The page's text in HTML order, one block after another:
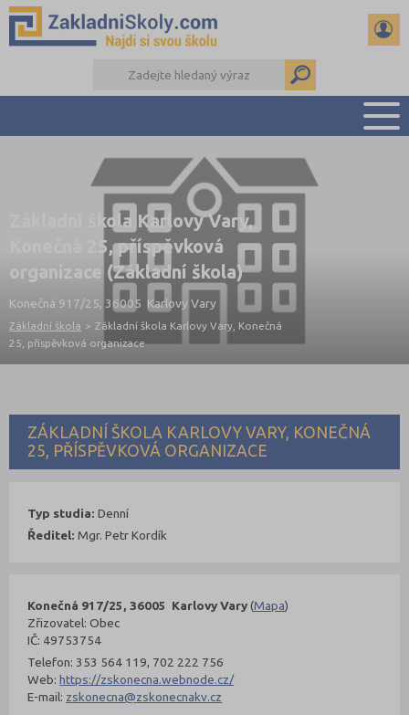
PŘEHLED ŠKOL
PŘIJÍMAČKY NA SŠ
RADY A ČLÁNKY
ČTENÁŘSKÝ DENÍK
DALŠÍ DRUHY ŠKOL
Základní škola Karlovy Vary,
Konečná 25, příspěvková
organizace (Základní škola)
Konečná 917/25, 36005 Karlovy Vary
Základní škola > Základní škola Karlovy Vary, Konečná
25, příspěvková organizace
ZÁKLADNÍ ŠKOLA KARLOVY VARY, KONEČNÁ
25, PŘÍSPĚVKOVÁ ORGANIZACE
Konečná 917/25, 36005 Karlovy Vary(Mapa)
Zřizovatel: Obec
IČ: 49753754
Telefon: 353 564 119, 702 222 756
Web:https://zskonecna.webnode.cz/
E-mail: zskonecna@zskonecnakv.cz
Typ studia: Denní
Ředitel: Mgr. Petr Kordík